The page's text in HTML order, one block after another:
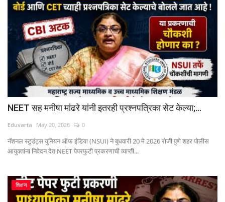
NEET सह मनीषा मांढरे यांनी इतरही प्रश्नपत्रिका सेट केल्या;...
Eduvarta May 20, 2026 0
नॅशनल स्टुडंट्स युनियन ऑफ इंडिया (NSUI) ने बुधवारी 20 मे 2026 रोजी पुणे शहर पोलीस
आयुक्तांना निवेदन देत NEET पेपरफुटी प्रकरणाची व्याप्ती...
शिक्षण